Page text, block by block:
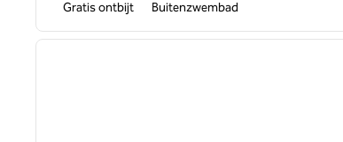
Gratis ontbijt Buitenzwembad
1 van 12